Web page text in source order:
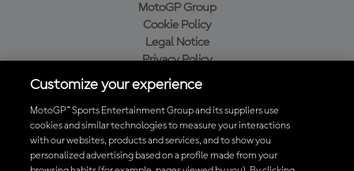
MotoGP Group
Cookie Policy
Legal Notice
Privacy Policy
Purchase Policy
Baixe o aplicativo oficial da MotoGP™
Customize your experience
MotoGP™ Sports Entertainment Group and its suppliers use
cookies and similar technologies to measure your interactions
with our websites, products and services, and to show you
personalized advertising based on a profile made from your